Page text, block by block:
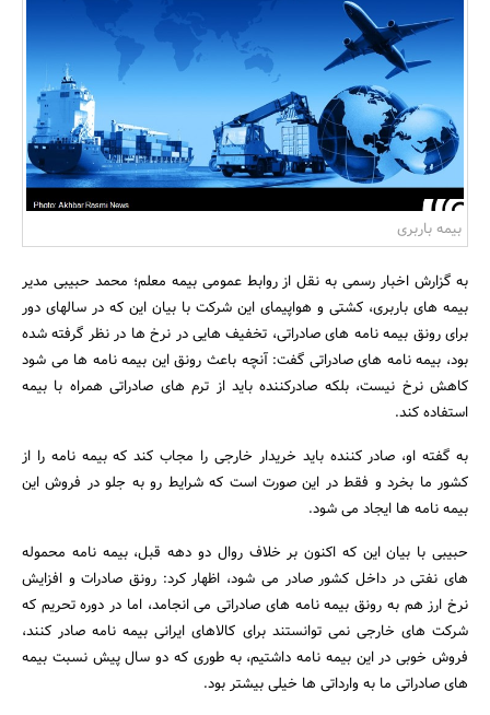
بانک، بیمه و سرمایه
مسکن و ساختمان
جستجو
بیمه باربری
به گزارش اخبار رسمی به نقل از روابط عمومی بیمه معلم؛ محمد حبیبی مدیر
بیمه های باربری، کشتی و هواپیمای این شرکت با بیان این که در سالهای دور
برای رونق بیمه نامه های صادراتی، تخفیف هایی در نرخ ها در نظر گرفته شده
بود، بیمه نامه های صادراتی گفت: آنچه باعث رونق این بیمه نامه ها می شود
کاهش نرخ نیست، بلکه صادرکننده باید از ترم های صادراتی همراه با بیمه
استفاده کند.
به گفته او، صادر کننده باید خریدار خارجی را مجاب کند که بیمه نامه را از
کشور ما بخرد و فقط در این صورت است که شرایط رو به جلو در فروش این
بیمه نامه ها ایجاد می شود.
حبیبی با بیان این که اکنون بر خلاف روال دو دهه قبل، بیمه نامه محموله
های نفتی در داخل کشور صادر می شود، اظهار کرد: رونق صادرات و افزایش
نرخ ارز هم به رونق بیمه نامه های صادراتی می انجامد، اما در دوره تحریم که
شرکت های خارجی نمی توانستند برای کالاهای ایرانی بیمه نامه صادر کنند،
فروش خوبی در این بیمه نامه داشتیم، به طوری که دو سال پیش نسبت بیمه
های صادراتی ما به وارداتی ها خیلی بیشتر بود.